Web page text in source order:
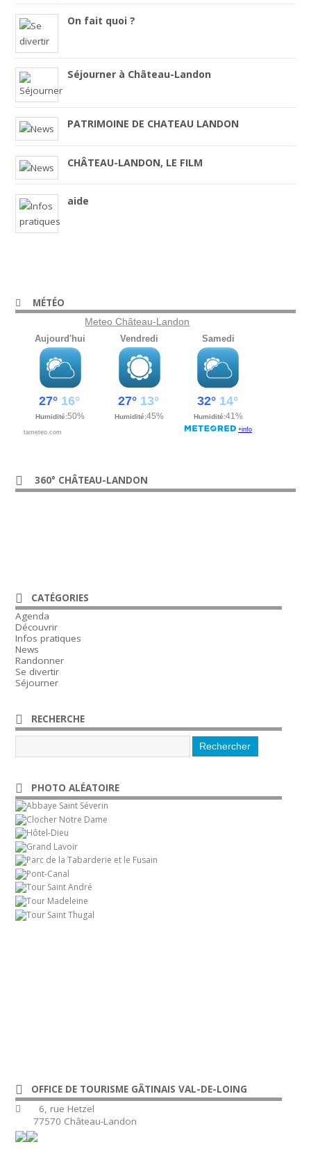
On fait quoi ?
Séjourner à Château-Landon
PATRIMOINE DE CHATEAU LANDON
CHÂTEAU-LANDON, LE FILM
aide
MÉTÉO
Meteo Château-Landon
360° CHÂTEAU-LANDON
CATÉGORIES
Agenda
Découvrir
Infos pratiques
News
Randonner
Se divertir
Séjourner
RECHERCHE
PHOTO ALÉATOIRE
OFFICE DE TOURISME GÂTINAIS VAL-DE-LOING
6, rue Hetzel
77570 Château-Landon